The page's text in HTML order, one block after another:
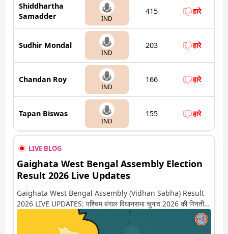
Shiddhartha
Samadder
IND
415 हारे
Sudhir Mondal
IND
203 हारे
Chandan Roy
IND
166 हारे
Tapan Biswas
IND
155 हारे
LIVE BLOG
Gaighata West Bengal Assembly Election
Result 2026 Live Updates
Gaighata West Bengal Assembly (Vidhan Sabha) Result
2026 LIVE UPDATES: पश्चिम बंगाल विधानसभा चुनाव 2026 की गिनती
अगले कुछ ही देर में शुरू होने वाली है. यहां देखें गायघाटा सीट पर कौन आगे-कौन
पीछे से लेकर किस तरफ जा रहें है रुझान. साथ ही पाइए इस सीट पर हो रही हर